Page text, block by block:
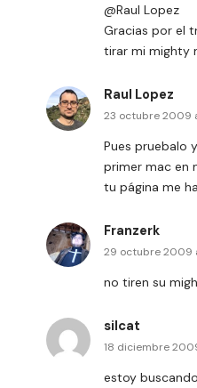
@Raul Lopez
Gracias por el
tirar mi mighty
Raul Lopez
23 octubre 2009
Pues pruebalo
primer mac en
tu página me
Franzerk
29 octubre 2009
no tiren su
silcat
18 diciembre
estoy